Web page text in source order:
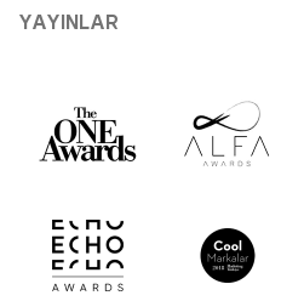
YAYINLAR